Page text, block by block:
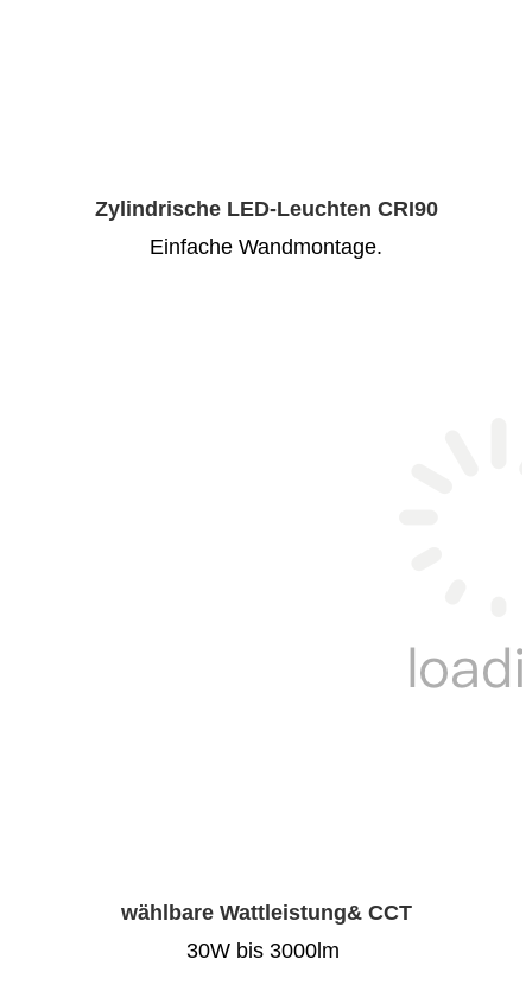
Zylindrische LED-Leuchten CRI90
Einfache Wandmontage.
wählbare Wattleistung& CCT
30W bis 3000lm